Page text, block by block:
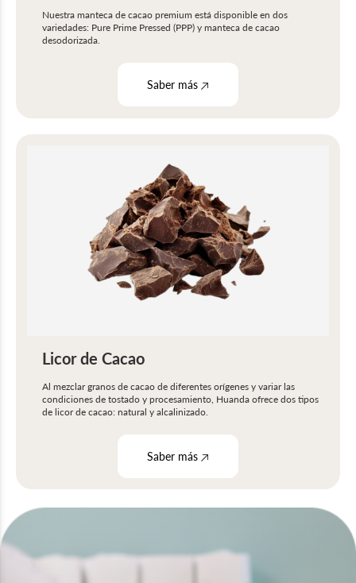
Nuestra manteca de cacao premium está disponible en dos
variedades: Pure Prime Pressed (PPP) y manteca de cacao
desodorizada.
Saber más
Licor de Cacao
Al mezclar granos de cacao de diferentes orígenes y variar las
condiciones de tostado y procesamiento, Huanda ofrece dos tipos
de licor de cacao: natural y alcalinizado.
Saber más